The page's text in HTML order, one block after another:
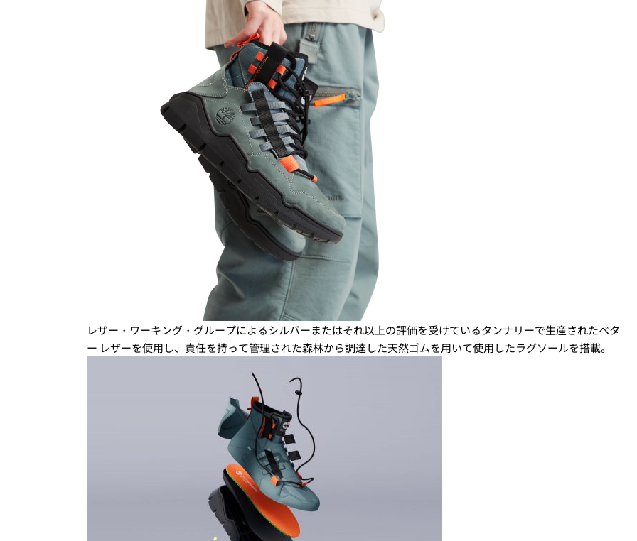
レザー・ワーキング・グループによるシルバーまたはそれ以上の評価を受けているタンナリーで生産されたベタ
ー レザーを使用し、責任を持って管理された森林から調達した天然ゴムを用いて使用したラグソールを搭載。